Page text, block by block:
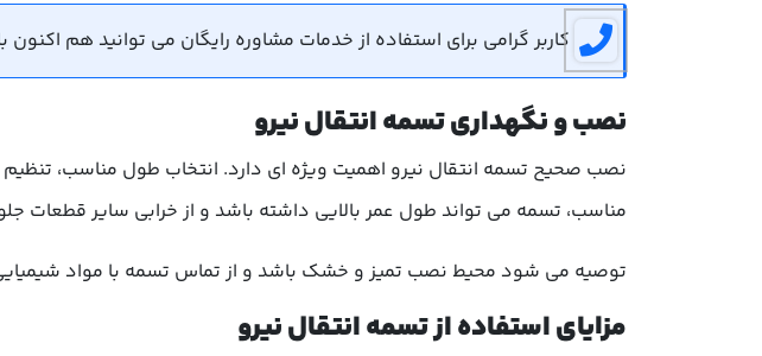
کاربر گرامی برای استفاده از خدمات مشاوره رایگان می توانید هم اکنون با شماره 09121466526 تماس
نصب و نگهداری تسمه انتقال نیرو
نصب صحیح تسمه انتقال نیرو اهمیت ویژه ای دارد. انتخاب طول مناسب،
مناسب، تسمه می تواند طول عمر بالایی داشته باشد و از خرابی سایر قطعات
توصیه می شود محیط نصب تمیز و خشک باشد و از تماس تسمه با مواد
مزایای استفاده از تسمه انتقال نیرو